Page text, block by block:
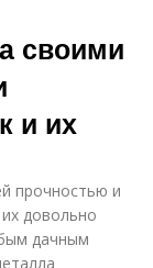
своими
и их
прочностью и
довольно
дачным